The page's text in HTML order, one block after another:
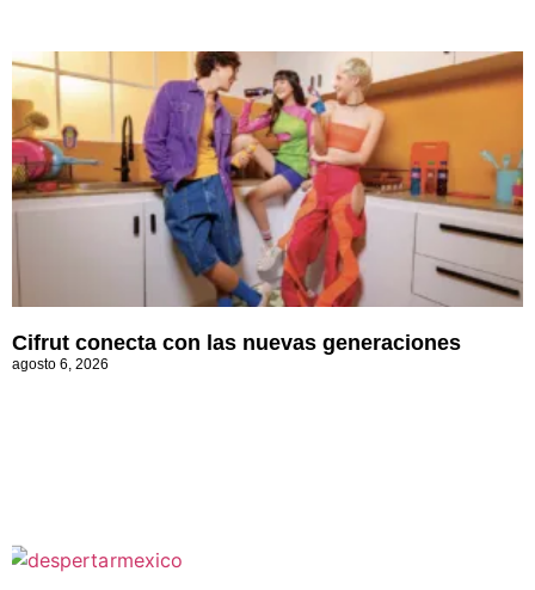
Cifrut conecta con las nuevas generaciones
agosto 6, 2026